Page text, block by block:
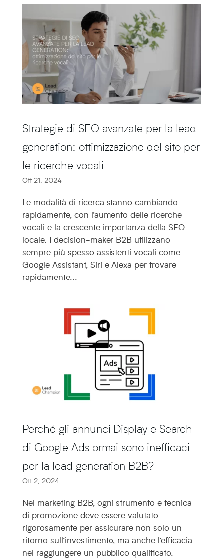
Strategie di SEO avanzate per la lead
generation: ottimizzazione del sito per
le ricerche vocali
Ott 21, 2024
Le modalità di ricerca stanno cambiando
rapidamente, con l’aumento delle ricerche
vocali e la crescente importanza della SEO
locale. I decision-maker B2B utilizzano
sempre più spesso assistenti vocali come
Google Assistant, Siri e Alexa per trovare
rapidamente...
Perché gli annunci Display e Search
di Google Ads ormai sono inefficaci
per la lead generation B2B?
Ott 2, 2024
Nel marketing B2B, ogni strumento e tecnica
di promozione deve essere valutato
rigorosamente per assicurare non solo un
ritorno sull’investimento, ma anche l’efficacia
nel raggiungere un pubblico qualificato.